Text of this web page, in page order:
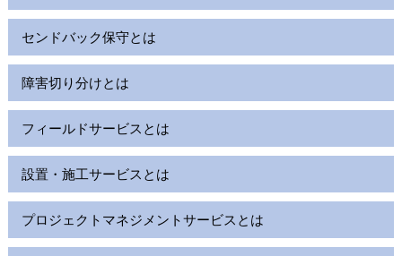
センドバック保守とは
障害切り分けとは
フィールドサービスとは
設置・施工サービスとは
プロジェクトマネジメントサービスとは